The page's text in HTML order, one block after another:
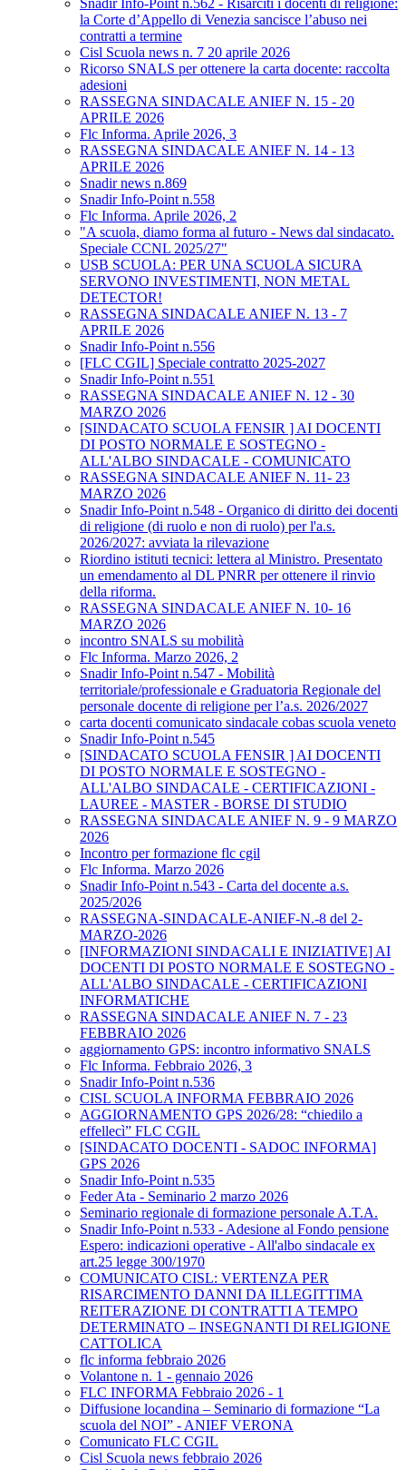
Snadir Info-Point n.562 - Risarciti i docenti di religione:
la Corte d’Appello di Venezia sancisce l’abuso nei
contratti a termine
Cisl Scuola news n. 7 20 aprile 2026
Ricorso SNALS per ottenere la carta docente: raccolta
adesioni
RASSEGNA SINDACALE ANIEF N. 15 - 20
APRILE 2026
Flc Informa. Aprile 2026, 3
RASSEGNA SINDACALE ANIEF N. 14 - 13
APRILE 2026
Snadir news n.869
Snadir Info-Point n.558
Flc Informa. Aprile 2026, 2
"A scuola, diamo forma al futuro - News dal sindacato.
Speciale CCNL 2025/27"
USB SCUOLA: PER UNA SCUOLA SICURA
SERVONO INVESTIMENTI, NON METAL
DETECTOR!
RASSEGNA SINDACALE ANIEF N. 13 - 7
APRILE 2026
Snadir Info-Point n.556
[FLC CGIL] Speciale contratto 2025-2027
Snadir Info-Point n.551
RASSEGNA SINDACALE ANIEF N. 12 - 30
MARZO 2026
[SINDACATO SCUOLA FENSIR ] AI DOCENTI
DI POSTO NORMALE E SOSTEGNO -
ALL'ALBO SINDACALE - COMUNICATO
RASSEGNA SINDACALE ANIEF N. 11- 23
MARZO 2026
Snadir Info-Point n.548 - Organico di diritto dei docenti
di religione (di ruolo e non di ruolo) per l'a.s.
2026/2027: avviata la rilevazione
Riordino istituti tecnici: lettera al Ministro. Presentato
un emendamento al DL PNRR per ottenere il rinvio
della riforma.
RASSEGNA SINDACALE ANIEF N. 10- 16
MARZO 2026
incontro SNALS su mobilità
Flc Informa. Marzo 2026, 2
Snadir Info-Point n.547 - Mobilità
territoriale/professionale e Graduatoria Regionale del
personale docente di religione per l’a.s. 2026/2027
carta docenti comunicato sindacale cobas scuola veneto
Snadir Info-Point n.545
[SINDACATO SCUOLA FENSIR ] AI DOCENTI
DI POSTO NORMALE E SOSTEGNO -
ALL'ALBO SINDACALE - CERTIFICAZIONI -
LAUREE - MASTER - BORSE DI STUDIO
RASSEGNA SINDACALE ANIEF N. 9 - 9 MARZO
2026
Incontro per formazione flc cgil
Flc Informa. Marzo 2026
Snadir Info-Point n.543 - Carta del docente a.s.
2025/2026
RASSEGNA-SINDACALE-ANIEF-N.-8 del 2-
MARZO-2026
[INFORMAZIONI SINDACALI E INIZIATIVE] AI
DOCENTI DI POSTO NORMALE E SOSTEGNO -
ALL'ALBO SINDACALE - CERTIFICAZIONI
INFORMATICHE
RASSEGNA SINDACALE ANIEF N. 7 - 23
FEBBRAIO 2026
aggiornamento GPS: incontro informativo SNALS
Flc Informa. Febbraio 2026, 3
Snadir Info-Point n.536
CISL SCUOLA INFORMA FEBBRAIO 2026
AGGIORNAMENTO GPS 2026/28: “chiedilo a
effellecì” FLC CGIL
[SINDACATO DOCENTI - SADOC INFORMA]
GPS 2026
Snadir Info-Point n.535
Feder Ata - Seminario 2 marzo 2026
Seminario regionale di formazione personale A.T.A.
Snadir Info-Point n.533 - Adesione al Fondo pensione
Espero: indicazioni operative - All'albo sindacale ex
art.25 legge 300/1970
COMUNICATO CISL: VERTENZA PER
RISARCIMENTO DANNI DA ILLEGITTIMA
REITERAZIONE DI CONTRATTI A TEMPO
DETERMINATO – INSEGNANTI DI RELIGIONE
CATTOLICA
flc informa febbraio 2026
Volantone n. 1 - gennaio 2026
FLC INFORMA Febbraio 2026 - 1
Diffusione locandina – Seminario di formazione “La
scuola del NOI” - ANIEF VERONA
Comunicato FLC CGIL
Cisl Scuola news febbraio 2026